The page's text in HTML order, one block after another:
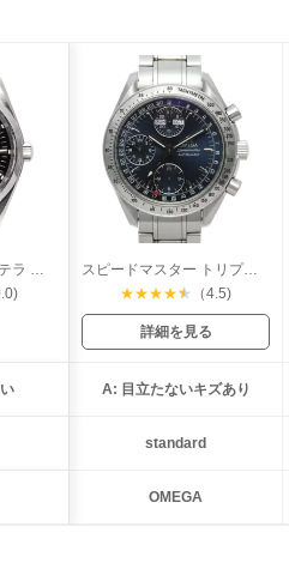
シーマスターアクアテラ クオーツ
スピードマスター トリプルカレンダー
★★★★★ （4.5)
詳細を見る
A: 目立たないキズあり
standard
OMEGA